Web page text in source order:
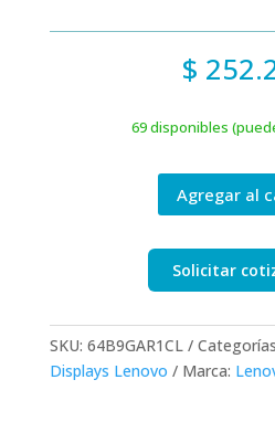
$
69 disponibles
Agregar al
Solicitar
SKU: 64B9GAR1CL
Displays Lenovo
Marca: